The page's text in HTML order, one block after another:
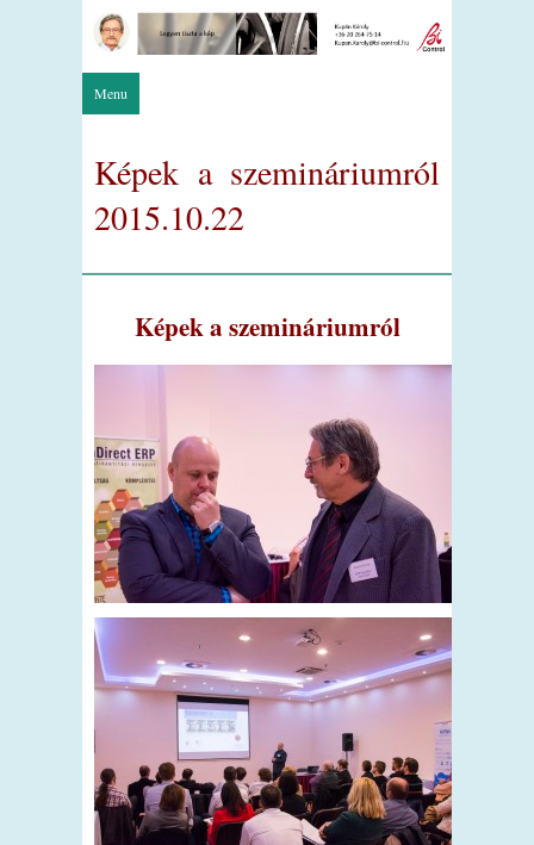
Menu
Képek a szemináriumról
2015.10.22
Képek a szemináriumról